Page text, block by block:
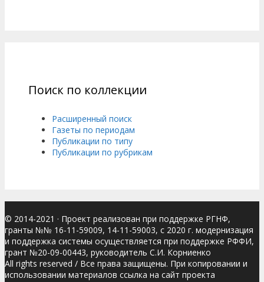
Поиск по коллекции
Расширенный поиск
Газеты по периодам
Публикации по типу
Публикации по рубрикам
© 2014-2021 · Проект реализован при поддержке РГНФ,
гранты №№ 16-11-59009, 14-11-59003, с 2020 г. модернизация
и поддержка системы осуществляется при поддержке РФФИ,
грант №20-09-00443, руководитель С.И. Корниенко
All rights reserved / Все права защищены. При копировании и
использовании материалов ссылка на сайт проекта